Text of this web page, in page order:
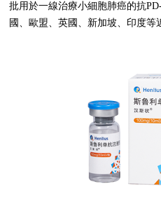
批用於一線治療小細胞肺癌的抗
國、歐盟、英國、新加坡、印度等